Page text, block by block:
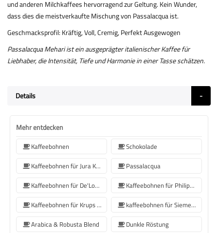
und anderen Milchkaffees hervorragend zur Geltung. Kein Wunder,
dass dies die meistverkaufte Mischung von Passalacqua ist.
Geschmacksprofil: Kräftig, Voll, Cremig, Perfekt Ausgewogen
Passalacqua Mehari ist ein ausgeprägter italienischer Kaffee für
Liebhaber, die Intensität, Tiefe und Harmonie in einer Tasse schätzen.
Details
Mehr entdecken
Kaffeebohnen
Schokolade
Kaffeebohnen für Jura Kaffeemaschinen
Passalacqua
Kaffeebohnen für De'Longhi Kaffeemaschine
Kaffeebohnen für Philips Kaffeemaschine
Kaffeebohnen für Krups Kaffeemaschine
kaffeebohnen für Siemens-Kaffeemaschine
Arabica & Robusta Blend
Dunkle Röstung